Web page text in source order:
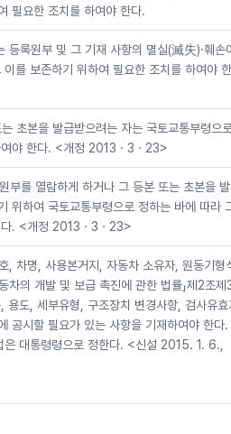
필요한 조치를 하여야 한다.
등록원부 및 그 기재 사항의 멸실(滅失)·훼손
를 보존하기 위하여 필요한 조치를 하여야
초본을 발급받으려는 자는 국토교통부령으
여야 한다. <개정 2013ㆍ3ㆍ23>
부를 열람하게 하거나 그 등본 또는 초본을
위하여 국토교통부령으로 정하는 바에 따라
다. <개정 2013ㆍ3ㆍ23>
, 차명, 사용본거지, 자동차 소유자, 원동기형
차의 개발 및 보급 촉진에 관한 법률」제2조제
용도, 세부유형, 구조장치 변경사항, 검사유
공시할 필요가 있는 사항을 기재하여야 한다
은 대통령령으로 정한다. <신설 2015. 1. 6.,